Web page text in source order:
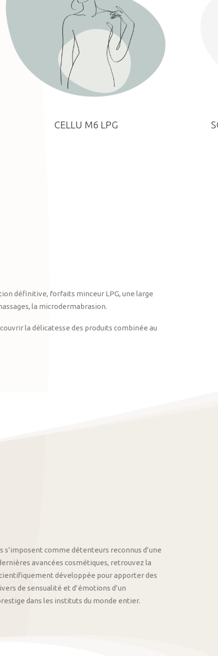
CELLU M6 LPG
définitive, forfaits minceur LPG, une large
la microdermabrasion.
la délicatesse des produits combinée au
s’imposent comme détenteurs reconnus d’une
avancées cosmétiques, retrouvez la
développée pour apporter des
de sensualité et d’émotions d’un
dans les instituts du monde entier.